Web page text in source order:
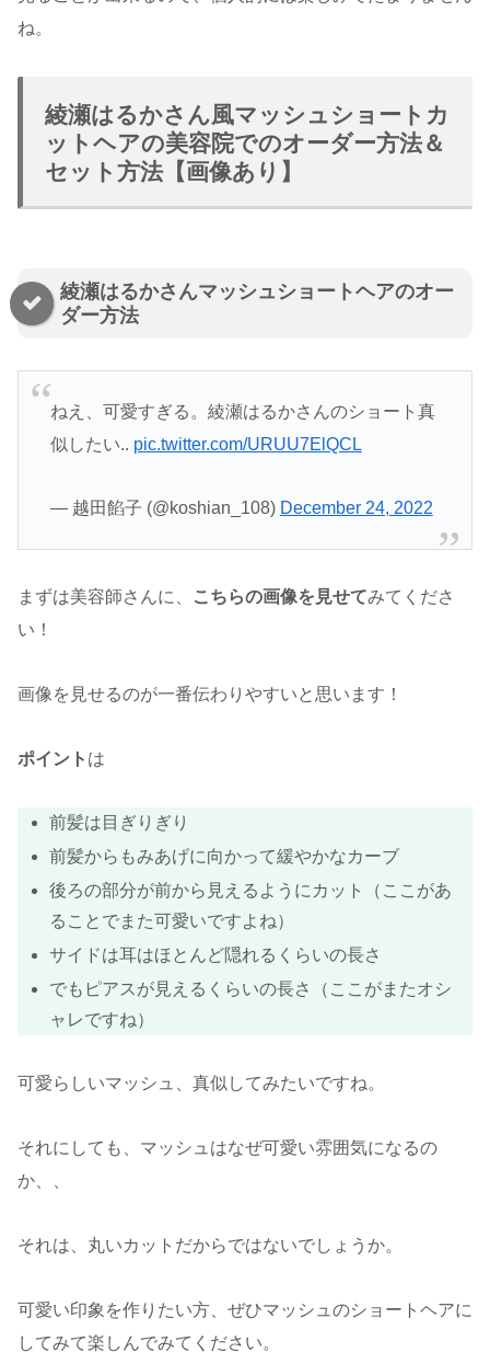
ね。
綾瀬はるかさん風マッシュショートカ
ットヘアの美容院でのオーダー方法＆
セット方法【画像あり】
綾瀬はるかさんマッシュショートヘアのオー
ダー方法
ねえ、可愛すぎる。綾瀬はるかさんのショート真
似したい.. pic.twitter.com/URUU7ElQCL
— 越田餡子 (@koshian_108) December 24, 2022
まずは美容師さんに、 こちらの画像を見せてみてくださ
い！
画像を見せるのが一番伝わりやすいと思います！
ポイント は
前髪は目ぎりぎり
前髪からもみあげに向かって緩やかなカーブ
後ろの部分が前から見えるようにカット（ここがあ
ることでまた可愛いですよね）
サイドは耳はほとんど隠れるくらいの長さ
でもピアスが見えるくらいの長さ（ここがまたオシ
ャレですね）
可愛らしいマッシュ、真似してみたいですね。
それにしても、マッシュはなぜ可愛い雰囲気になるの
か、、
それは、丸いカットだからではないでしょうか。
可愛い印象を作りたい方、ぜひマッシュのショートヘアに
してみて楽しんでみてください。